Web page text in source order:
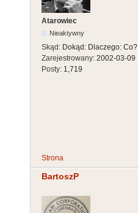
Atarowiec
Nieaktywny
Skąd: Dokąd: Dlaczego: Co?
Zarejestrowany: 2002-03-09
Posty: 1,719
Strona
BartoszP